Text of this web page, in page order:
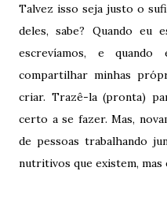
Talvez isso seja justo o
deles, sabe? Quando eu
escrevíamos, e
compartilhar minhas
criar. Trazê-la (pronta)
certo a se fazer. Mas,
de pessoas trabalhando
nutritivos que existem,